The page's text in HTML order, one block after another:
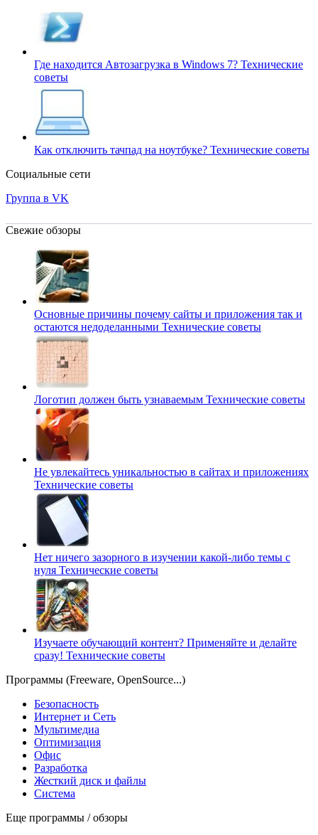
Где находится Автозагрузка в Windows 7? Технические
советы
Как отключить тачпад на ноутбуке? Технические советы
Социальные сети
Группа в VK
Свежие обзоры
Основные причины почему сайты и приложения так и
остаются недоделанными Технические советы
Логотип должен быть узнаваемым Технические советы
Не увлекайтесь уникальностью в сайтах и приложениях
Технические советы
Нет ничего зазорного в изучении какой-либо темы с
нуля Технические советы
Изучаете обучающий контент? Применяйте и делайте
сразу! Технические советы
Программы (Freeware, OpenSource...)
Безопасность
Интернет и Сеть
Мультимедиа
Оптимизация
Офис
Разработка
Жесткий диск и файлы
Система
Еще программы / обзоры